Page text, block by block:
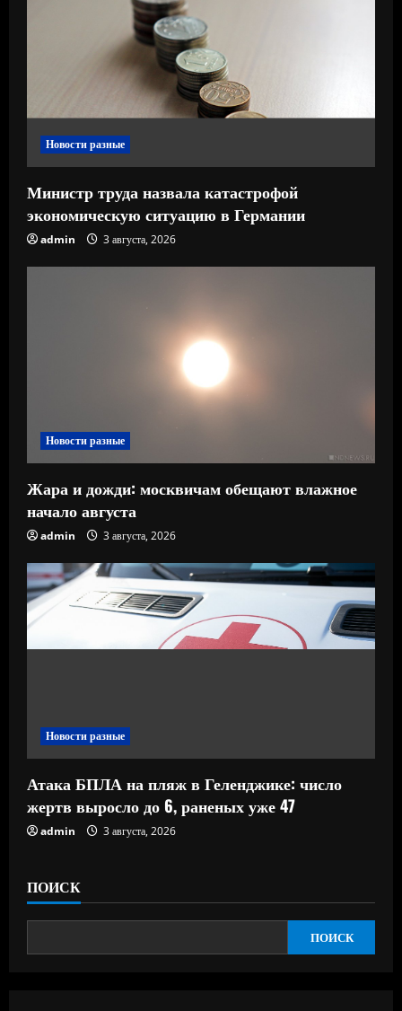
Новости разные
Министр труда назвала катастрофой
экономическую ситуацию в Германии
admin 3 августа, 2026
Новости разные
Жара и дожди: москвичам обещают влажное
начало августа
admin 3 августа, 2026
Новости разные
Атака БПЛА на пляж в Геленджике: число
жертв выросло до 6, раненых уже 47
admin 3 августа, 2026
ПОИСК
ПОИСК